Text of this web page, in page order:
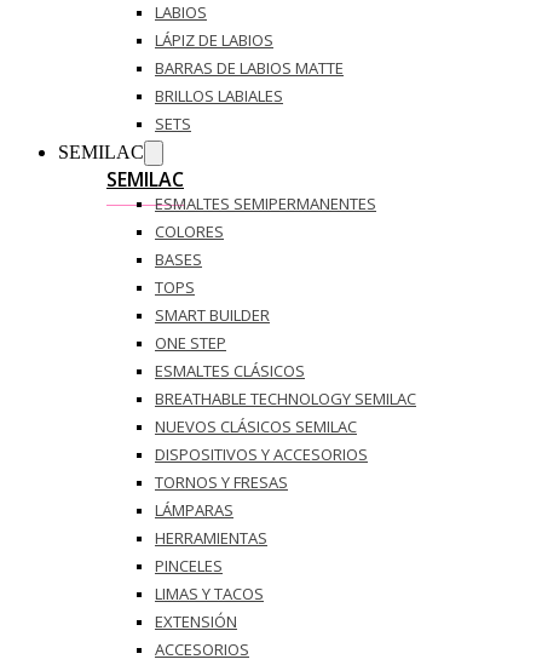
LABIOS
LÁPIZ DE LABIOS
BARRAS DE LABIOS MATTE
BRILLOS LABIALES
SETS
SEMILAC
SEMILAC
ESMALTES SEMIPERMANENTES
COLORES
BASES
TOPS
SMART BUILDER
ONE STEP
ESMALTES CLÁSICOS
BREATHABLE TECHNOLOGY SEMILAC
NUEVOS CLÁSICOS SEMILAC
DISPOSITIVOS Y ACCESORIOS
TORNOS Y FRESAS
LÁMPARAS
HERRAMIENTAS
PINCELES
LIMAS Y TACOS
EXTENSIÓN
ACCESORIOS